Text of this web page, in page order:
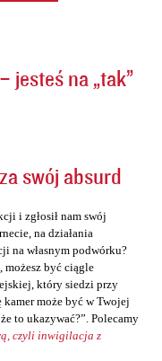
jesteś na „tak”
swój absurd
i zgłosił nam swój
na działania
na własnym podwórku?
możesz być ciągle
który siedzi przy
może być w Twojej
to ukazywać?”. Polecamy
czyli inwigilacja z